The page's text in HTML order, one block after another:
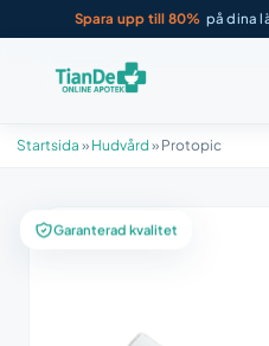
Spara upp till 80% på dina
Startsida » Hudvård » Protopic
Garanterad kvalitet